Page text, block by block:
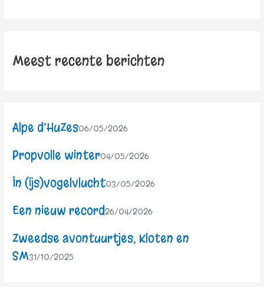
Meest recente berichten
Alpe d’HuZes06/05/2026
Propvolle winter04/05/2026
In (ijs)vogelvlucht03/05/2026
Een nieuw record26/04/2026
Zweedse avontuurtjes, Kloten en
SM31/10/2025